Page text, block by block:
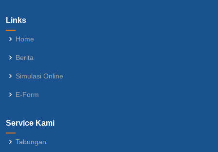
Links
Home
Berita
Simulasi Online
E-Form
Service Kami
Tabungan